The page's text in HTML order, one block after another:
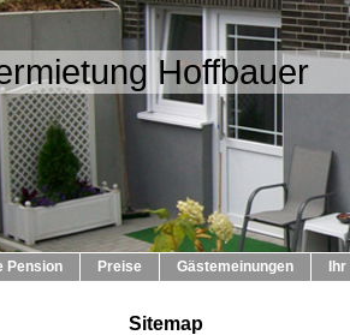
Hoffbauer
Pension Preise Gästemeinungen
Sitemap